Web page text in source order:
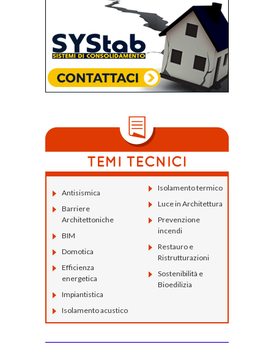
Antisismica
Barriere
Architettoniche
BIM
Domotica
Efficienza
energetica
Impiantistica
Isolamento acustico
Isolamento termico
Luce in Architettura
Prevenzione
incendi
Restauro e
Ristrutturazioni
Sostenibilità e
Bioedilizia